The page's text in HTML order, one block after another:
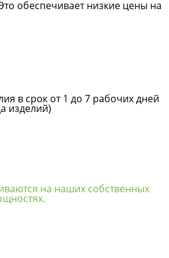
обеспечивает низкие цены на
в срок от 1 до 7 рабочих дней
изделий)
на наших собственных